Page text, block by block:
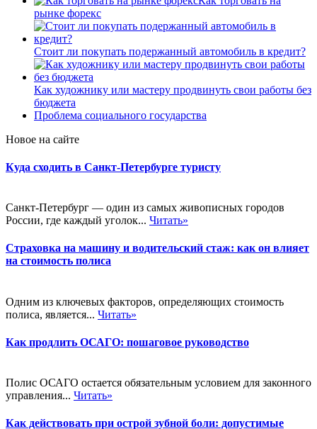
рынке форекс
Стоит ли покупать подержанный автомобиль в кредит?
Как художнику или мастеру продвинуть свои работы без
бюджета
Проблема социального государства
Новое на сайте
Куда сходить в Санкт-Петербурге туристу
Санкт-Петербург — один из самых живописных городов
России, где каждый уголок... Читать»
Страховка на машину и водительский стаж: как он влияет
на стоимость полиса
Одним из ключевых факторов, определяющих стоимость
полиса, является... Читать»
Как продлить ОСАГО: пошаговое руководство
Полис ОСАГО остается обязательным условием для законного
управления... Читать»
Как действовать при острой зубной боли: допустимые